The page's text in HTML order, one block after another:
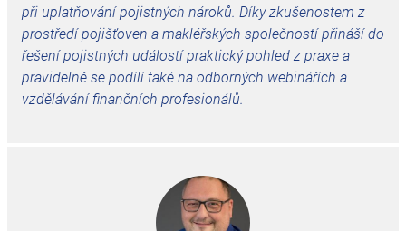
při uplatňování pojistných nároků. Díky zkušenostem z
prostředí pojišťoven a makléřských společností přináší do
řešení pojistných událostí praktický pohled z praxe a
pravidelně se podílí také na odborných webinářích a
vzdělávání finančních profesionálů.